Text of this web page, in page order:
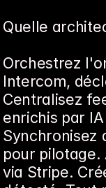
Quelle
Orchestrez
Intercom,
Centralisez
enrichis par
Synchronisez
pour
via Stripe.